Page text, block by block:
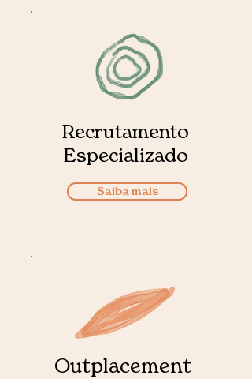
Recrutamento
Especializado
Saiba mais
Outplacement